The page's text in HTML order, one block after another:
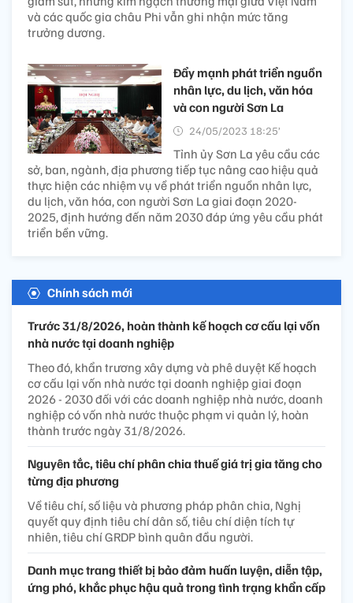
và các quốc gia châu Phi vẫn ghi nhận mức tăng
trưởng dương.
Đẩy mạnh phát triển nguồn
nhân lực, du lịch, văn hóa
và con người Sơn La
24/05/2023 18:25’
Tỉnh ủy Sơn La yêu cầu các
sở, ban, ngành, địa phương tiếp tục nâng cao hiệu quả
thực hiện các nhiệm vụ về phát triển nguồn nhân lực,
du lịch, văn hóa, con người Sơn La giai đoạn 2020-
2025, định hướng đến năm 2030 đáp ứng yêu cầu phát
triển bền vững.
Chính sách mới
Trước 31/8/2026, hoàn thành kế hoạch cơ cấu lại vốn
nhà nước tại doanh nghiệp
Theo đó, khẩn trương xây dựng và phê duyệt Kế hoạch
cơ cấu lại vốn nhà nước tại doanh nghiệp giai đoạn
2026 - 2030 đối với các doanh nghiệp nhà nước, doanh
nghiệp có vốn nhà nước thuộc phạm vi quản lý, hoàn
thành trước ngày 31/8/2026.
Nguyên tắc, tiêu chí phân chia thuế giá trị gia tăng cho
từng địa phương
Về tiêu chí, số liệu và phương pháp phân chia, Nghị
quyết quy định tiêu chí dân số, tiêu chí diện tích tự
nhiên, tiêu chí GRDP bình quân đầu người.
Danh mục trang thiết bị bảo đảm huấn luyện, diễn tập,
ứng phó, khắc phục hậu quả trong tình trạng khẩn cấp